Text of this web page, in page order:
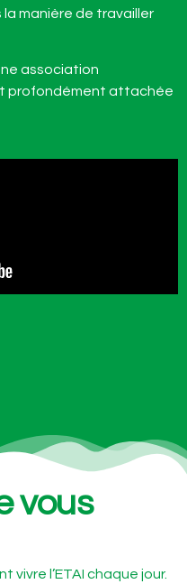
la manière de travailler
association
profondément attachée
vous
vivre l’ETAI chaque jour.